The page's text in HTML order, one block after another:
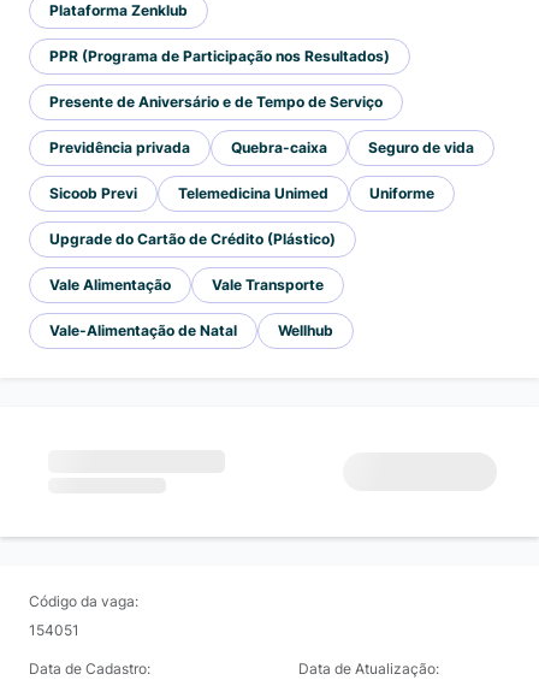
Plataforma Zenklub
PPR (Programa de Participação nos Resultados)
Presente de Aniversário e de Tempo de Serviço
Previdência privada Quebra-caixa Seguro de vida
Sicoob Previ Telemedicina Unimed Uniforme
Upgrade do Cartão de Crédito (Plástico)
Vale Alimentação Vale Transporte
Vale-Alimentação de Natal Wellhub
Código da vaga:
154051
Data de Cadastro:
Data de Atualização: